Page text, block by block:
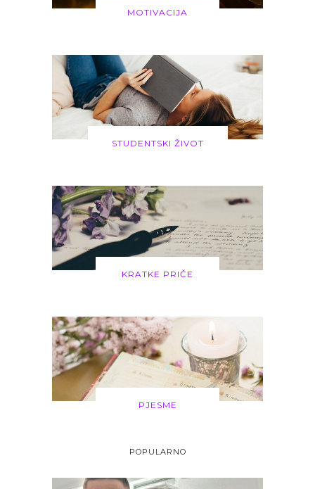
MOTIVACIJA
STUDENTSKI ŽIVOT
KRATKE PRIČE
PJESME
POPULARNO